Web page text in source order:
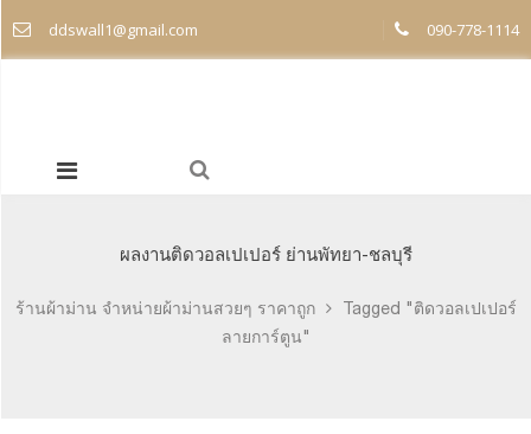
ddswall1@gmail.com 090-778-1114
ผลงานติดวอลเปเปอร์ ย่านพัทยา-ชลบุรี
ร้านผ้าม่าน จำหน่ายผ้าม่านสวยๆ ราคาถูก
Tagged "ติดวอลเปเปอร์
ลายการ์ตูน"